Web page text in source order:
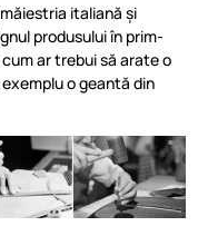
italiană și
produsului în prim-
ar trebui să arate o
o geantă din